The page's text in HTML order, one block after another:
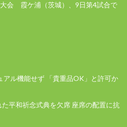
会 霞ケ浦（茨城）、9日第4試合で
アル機能せず 「貴重品OK」と許可か
平和祈念式典を欠席 座席の配置に抗